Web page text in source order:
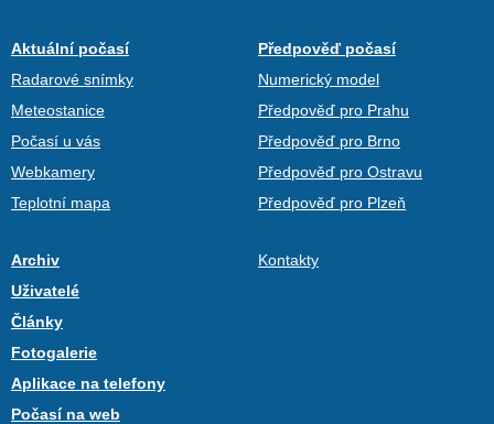
Aktuální počasí
Radarové snímky
Meteostanice
Počasí u vás
Webkamery
Teplotní mapa
Předpověď počasí
Numerický model
Předpověď pro Prahu
Předpověď pro Brno
Předpověď pro Ostravu
Předpověď pro Plzeň
Archiv
Uživatelé
Články
Fotogalerie
Aplikace na telefony
Počasí na web
Kontakty